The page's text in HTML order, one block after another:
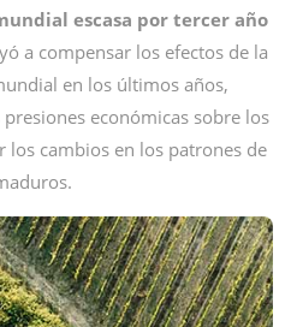
escasa por tercer año
a compensar los efectos de la
en los últimos años,
económicas sobre los
los cambios en los patrones de